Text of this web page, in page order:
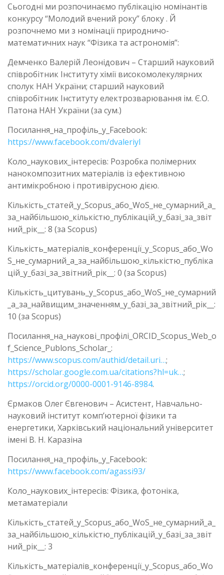
Сьогодні ми розпочинаємо публікацію номінантів
конкурсу “Молодий вчений року” блоку . Й
розпочнемо ми з номінації природничо-
математичних наук “Фізика та астрономія”:
Демченко Валерій Леонідович – Старший науковий
співробітник Інституту хімії високомолекулярних
сполук НАН України; старший науковий
співробітник Інституту електрозварювання ім. Є.О.
Патона НАН України (за сум.)
Посилання_на_профіль_у_Facebook:
https://www.facebook.com/dvaleriyl
Коло_наукових_інтересів: Розробка полімерних
нанокомпозитних матеріалів із ефективною
антимікробною і противірусною дією.
Кількість_статей_у_Scopus_або_WoS_не_сумарний_а_
за_найбільшою_кількістю_публікацій_у_базі_за_звіт
ний_рік__: 8 (за Scopus)
Кількість_матеріалів_конференції_у_Scopus_або_Wo
S_не_сумарний_а_за_найбільшою_кількістю_публіка
цій_у_базі_за_звітний_рік__: 0 (за Scopus)
Кількість_цитувань_у_Scopus_або_WoS_не_сумарний
_а_за_найвищим_значенням_у_базі_за_звітний_рік__:
10 (за Scopus)
Посилання_на_наукові_профілі_ORCID_Scopus_Web_o
f_Science_Publons_Scholar_:
https://www.scopus.com/authid/detail.uri…;
https://scholar.google.com.ua/citations?hl=uk…;
https://orcid.org/0000-0001-9146-8984.
Єрмаков Олег Євгенович – Асистент, Навчально-
науковий інститут комп’ютерної фізики та
енергетики, Харківський національний університет
імені В. Н. Каразіна
Посилання_на_профіль_у_Facebook:
https://www.facebook.com/agassi93/
Коло_наукових_інтересів: Фізика, фотоніка,
метаматеріали
Кількість_статей_у_Scopus_або_WoS_не_сумарний_а_
за_найбільшою_кількістю_публікацій_у_базі_за_звіт
ний_рік__: 3
Кількість_матеріалів_конференції_у_Scopus_або_Wo